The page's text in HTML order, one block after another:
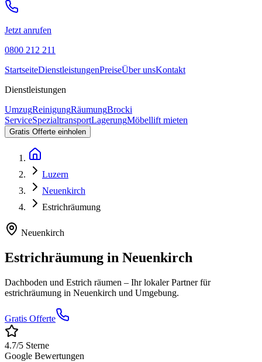
Jetzt anrufen
0800 212 211
StartseiteDienstleistungenPreiseÜber unsKontakt
Dienstleistungen
UmzugReinigungRäumungBrocki
ServiceSpezialtransportLagerungMöbellift mieten
Gratis Offerte einholen
Luzern
Neuenkirch
Estrichräumung
Neuenkirch
Estrichräumung in Neuenkirch
Dachboden und Estrich räumen – Ihr lokaler Partner für
estrichräumung in Neuenkirch und Umgebung.
Gratis Offerte
4.7/5 Sterne
Google Bewertungen